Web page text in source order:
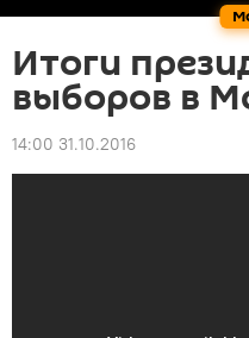
Итоги
выборов в
14:00 31.10.2016